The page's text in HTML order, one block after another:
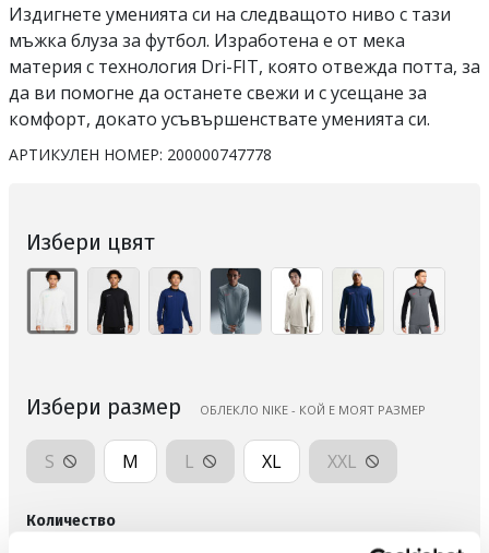
Издигнете уменията си на следващото ниво с тази
мъжка блуза за футбол. Изработена е от мека
материя с технология Dri-FIT, която отвежда потта, за
да ви помогне да останете свежи и с усещане за
комфорт, докато усъвършенствате уменията си.
АРТИКУЛЕН НОМЕР: 200000747778
Избери цвят
Избери размер ОБЛЕКЛО NIKE - КОЙ Е МОЯТ РАЗМЕР
S M L XL XXL
Количество